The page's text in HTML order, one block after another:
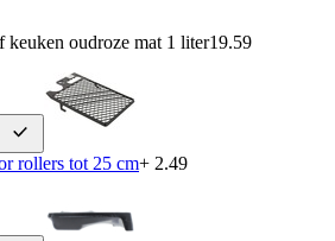
keuken oudroze mat 1 liter19.59
rollers tot 25 cm+ 2.49